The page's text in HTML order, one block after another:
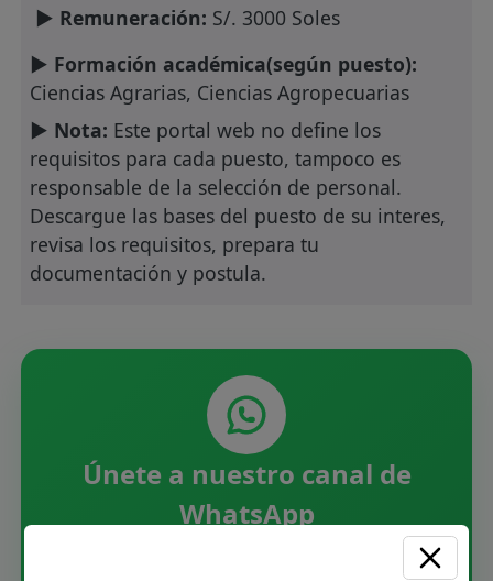
► Remuneración: S/. 3000 Soles
► Formación académica(según puesto):
Ciencias Agrarias, Ciencias Agropecuarias
► Nota: Este portal web no define los
requisitos para cada puesto, tampoco es
responsable de la selección de personal.
Descargue las bases del puesto de su interes,
revisa los requisitos, prepara tu
documentación y postula.
Únete a nuestro canal de
WhatsApp